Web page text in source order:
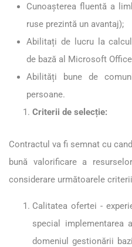
Cunoașterea fluentă a
ruse prezintă un avantaj);
Abilitați de lucru la
de bază al Microsoft
Abilități bune de
persoane.
Criterii de selecție:
Contractul va fi semnat cu
bună valorificare a
considerare următoarele
Calitatea ofertei -
special
domeniul gestionării